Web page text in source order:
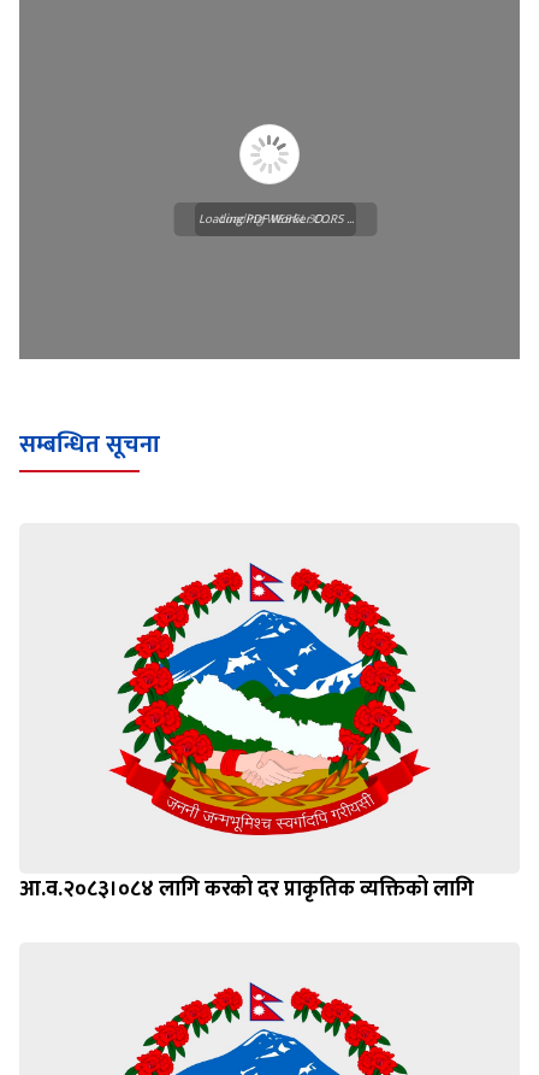
Loading WEBGL 3D ...
Loading PDF Worker CORS ...
सम्बन्धित सूचना
आ.व.२०८३।०८४ लागि करको दर प्राकृतिक व्यक्तिको लागि